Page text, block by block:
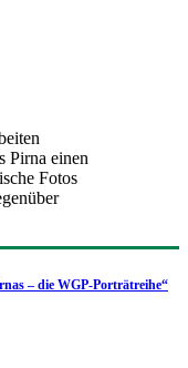
Pirna einen
Fotos
– die WGP-Porträtreihe“